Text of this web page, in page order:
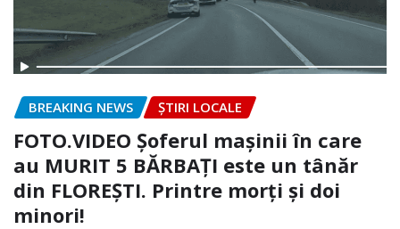
BREAKING NEWS ȘTIRI LOCALE
FOTO.VIDEO Șoferul mașinii în care
au MURIT 5 BĂRBAȚI este un tânăr
din FLOREȘTI. Printre morți și doi
minori!